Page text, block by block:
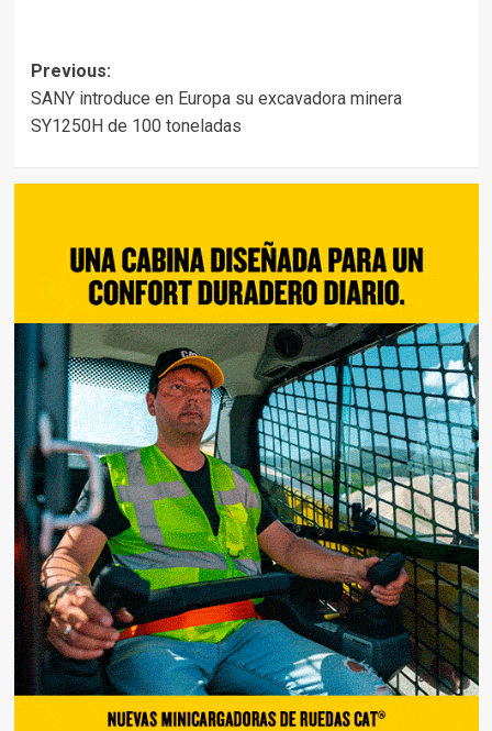
Post
navigation
Previous:
SANY introduce en Europa su excavadora minera
SY1250H de 100 toneladas